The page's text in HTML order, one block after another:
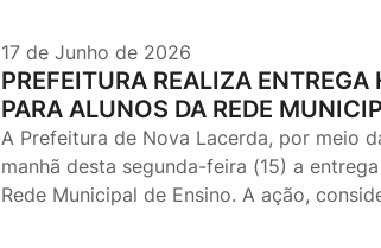
17 de Junho de 2026
PREFEITURA REALIZA
PARA ALUNOS DA REDE
A Prefeitura de Nova Lacerda, por meio
manhã desta segunda-feira (15) a
Rede Municipal de Ensino. A ação,